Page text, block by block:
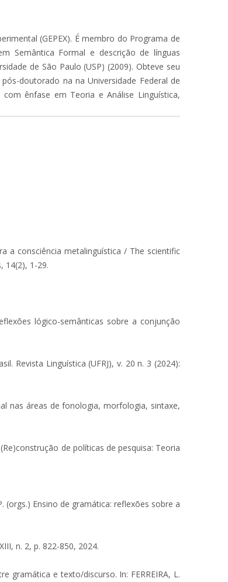
(GEPEX). É membro do Programa de
Semântica Formal e descrição de línguas
de São Paulo (USP) (2009). Obteve seu
doutorado na na Universidade Federal de
com ênfase em Teoria e Análise Linguística,
a consciência metalinguística / The scientific
14(2), 1-29.
lógico-semânticas sobre a conjunção
Revista Linguística (UFRJ), v. 20 n. 3 (2024):
nas áreas de fonologia, morfologia, sintaxe,
(Re)construção de políticas de pesquisa: Teoria
(orgs.) Ensino de gramática: reflexões sobre a
n. 2, p. 822-850, 2024.
gramática e texto/discurso. In: FERREIRA, L.